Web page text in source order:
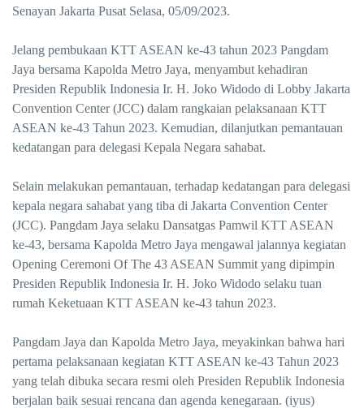
Senayan Jakarta Pusat Selasa, 05/09/2023.
Jelang pembukaan KTT ASEAN ke-43 tahun 2023 Pangdam
Jaya bersama Kapolda Metro Jaya, menyambut kehadiran
Presiden Republik Indonesia Ir. H. Joko Widodo di Lobby Jakarta
Convention Center (JCC) dalam rangkaian pelaksanaan KTT
ASEAN ke-43 Tahun 2023. Kemudian, dilanjutkan pemantauan
kedatangan para delegasi Kepala Negara sahabat.
Selain melakukan pemantauan, terhadap kedatangan para delegasi
kepala negara sahabat yang tiba di Jakarta Convention Center
(JCC). Pangdam Jaya selaku Dansatgas Pamwil KTT ASEAN
ke-43, bersama Kapolda Metro Jaya mengawal jalannya kegiatan
Opening Ceremoni Of The 43 ASEAN Summit yang dipimpin
Presiden Republik Indonesia Ir. H. Joko Widodo selaku tuan
rumah Keketuaan KTT ASEAN ke-43 tahun 2023.
Pangdam Jaya dan Kapolda Metro Jaya, meyakinkan bahwa hari
pertama pelaksanaan kegiatan KTT ASEAN ke-43 Tahun 2023
yang telah dibuka secara resmi oleh Presiden Republik Indonesia
berjalan baik sesuai rencana dan agenda kenegaraan. (iyus)